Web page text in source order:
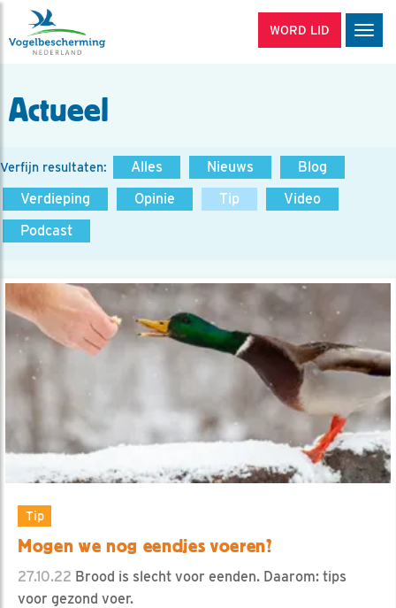
WORD LID
Actueel
Verfijn resultaten: Alles Nieuws
Blog
Verdieping
Opinie Tip
Video
Podcast
Tip
Mogen we nog eendjes voeren?
27.10.22 Brood is slecht voor eenden. Daarom: tips
voor gezond voer.